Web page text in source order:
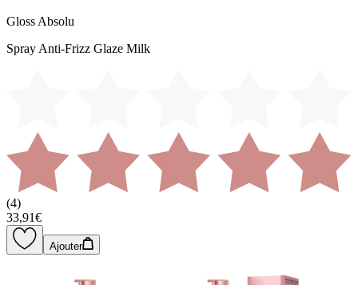
Gloss Absolu
Spray Anti-Frizz Glaze Milk
(4)
33,91€
Ajouter